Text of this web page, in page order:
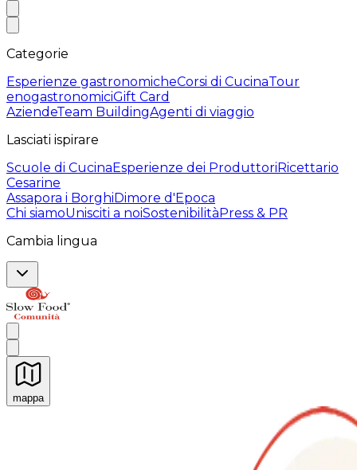
Categorie
Esperienze gastronomicheCorsi di CucinaTour
enogastronomiciGift Card
AziendeTeam BuildingAgenti di viaggio
Lasciati ispirare
Scuole di CucinaEsperienze dei ProduttoriRicettario
Cesarine
Assapora i BorghiDimore d'Epoca
Chi siamoUnisciti a noiSostenibilitàPress & PR
Cambia lingua
mappa
Esperienze culinarie indimenticabili: Esperienze